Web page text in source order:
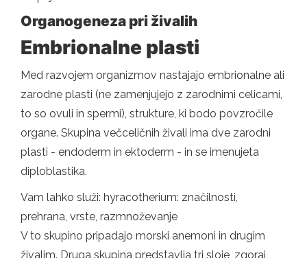
Organogeneza pri živalih
Embrionalne plasti
Med razvojem organizmov nastajajo embrionalne ali
zarodne plasti (ne zamenjujejo z zarodnimi celicami,
to so ovuli in spermi), strukture, ki bodo povzročile
organe. Skupina večceličnih živali ima dve zarodni
plasti - endoderm in ektoderm - in se imenujeta
diploblastika.
Vam lahko služi: hyracotherium: značilnosti,
prehrana, vrste, razmnoževanje
V to skupino pripadajo morski anemoni in drugim
živalim. Druga skupina predstavlja tri sloje, zgoraj